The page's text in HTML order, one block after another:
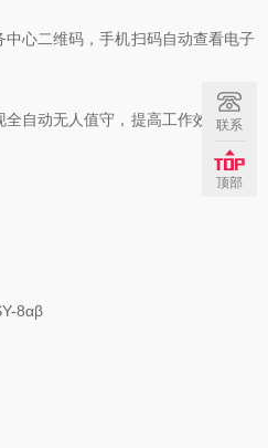
心二维码，手机扫码自动查看电子
自动无人值守，提高工作效率和安
8αβ
联系
顶部